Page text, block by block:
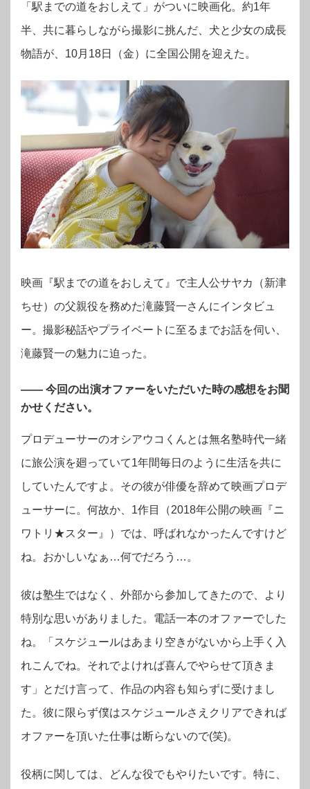
「駅までの道をおしえて」がついに映画化。約1年
半、共に暮らしながら撮影に挑んだ、犬と少女の成長
物語が、10月18日（金）に全国公開を迎えた。
映画『駅までの道をおしえて』で主人公サヤカ（新津
ちせ）の父親役を務めた滝藤賢一さんにインタビュ
ー。 撮影秘話やプライベートに至るまでお話を伺い、
滝藤賢一の魅力に迫った。
—— 今回の出演オファーをいただいた時の感想をお聞
かせください。
プロデューサーのオシアウコくんとは無名塾時代一緒
に旅公演を廻っていて1年間毎日のように生活を共に
していたんですよ。その彼が俳優を辞めて映画プロデ
ューサーに。何故か、1作目（2018年公開の映画『ニ
ワトリ★スター』）では、呼ばれなかったんですけど
ね。おかしいなぁ…何でだろう…。
彼は塾生ではなく、外部から参加してきたので、より
特別な思いがありました。電話一本のオファーでした
ね。「スケジュールはあまり空きがないから上手く入
れこんでね。それでよければ喜んでやらせて頂きま
す」とだけ言って、作品の内容も知らずに受けまし
た。彼に限らず僕はスケジュールさえクリアできれば
オファーを頂いた仕事は断らないので(笑)。
役柄に関しては、どんな役でもやりたいです。特に、